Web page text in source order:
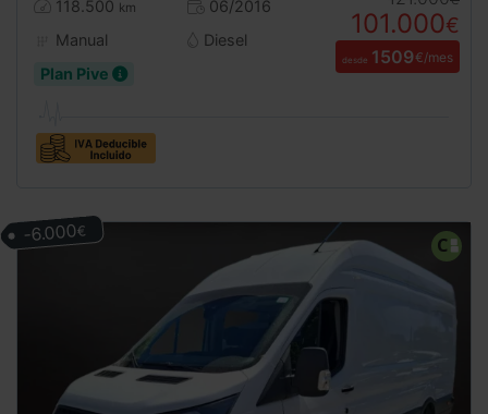
118.500 km
06/2016
Manual
Diesel
Plan Pive
101.000€
desde 1509€/mes
-6.000€